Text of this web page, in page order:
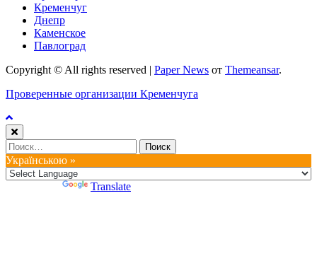
Кременчуг
Днепр
Каменское
Павлоград
Copyright © All rights reserved | Paper News от Themeansar.
Проверенные организации Кременчуга
Найти:
Українською »
Translate